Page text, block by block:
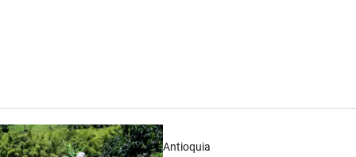
Antioquia